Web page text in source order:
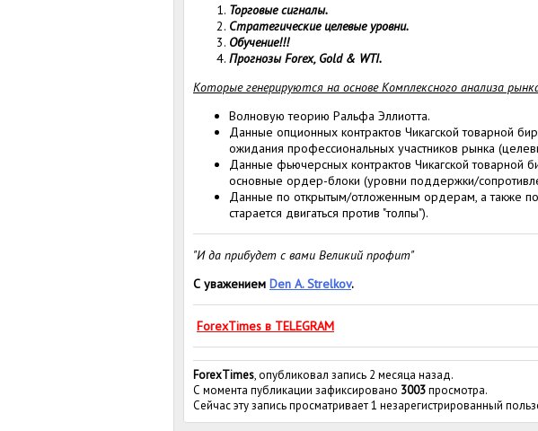
Торговые сигналы.
Стратегические целевые уровни.
Обучение!!!
Прогнозы Forex, Gold & WTI.
Которые генерируются на основе Комплексного анализа
Волновую теорию Ральфа Эллиотта.
Данные опционных контрактов Чикагской товарной
ожидания профессиональных участников рынка
Данные фьючерсных контрактов Чикагской товарной
основные ордер-блоки (уровни поддержки/
Данные по открытым/отложенным ордерам, а также
старается двигаться против "толпы").
"И да прибудет с вами Великий профит"
С уважением Den A. Strelkov.
ForexTimes в TELEGRAM
ForexTimes, опубликовал запись 2 месяца назад.
С момента публикации зафиксировано 3003просмотра.
Сейчас эту запись просматривает 1 незарегистрированный